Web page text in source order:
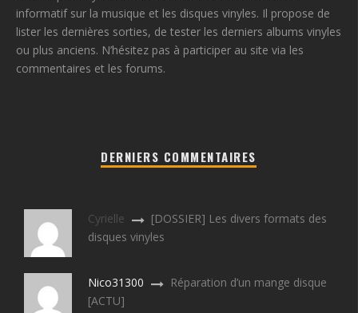
informatif sur la musique et les disques vinyles. Il propose de
lister les dernières sorties, de tester les derniers albums vinyles
ou plus anciens. N’hésitez pas à participer au site via les
commentaires et les forums.
DERNIERS COMMENTAIRES
Cyrielle
[DOSSIER] Les divers formats des
disques vinyles
Nico31300
Réparation d’un mange disque
[ACTU]